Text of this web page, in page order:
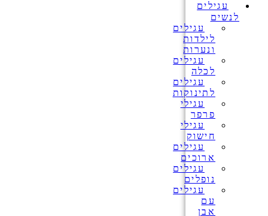
עגילים
לנשים
עגילים
לילדות
ונערות
עגילים
לכלה
עגילים
לתינוקות
עגילי
פרפר
עגילי
חישוק
עגילים
ארוכים
עגילים
נופלים
עגילים
עם
אבן